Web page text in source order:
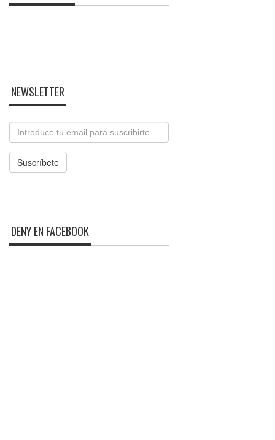
NEWSLETTER
Email
Suscríbete
DENY EN FACEBOOK